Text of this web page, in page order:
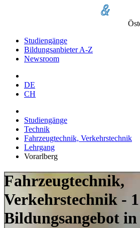
Studiengänge
Bildungsanbieter A-Z
Newsroom
DE
CH
Studiengänge
Technik
Fahrzeugtechnik, Verkehrstechnik
Lehrgang
Vorarlberg
Fahrzeugtechnik,
Verkehrstechnik - 1
Bildungsangebot